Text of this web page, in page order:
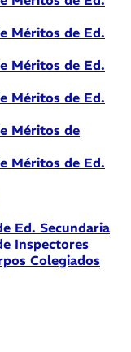
Méritos de Ed.
Méritos de Ed.
Méritos de Ed.
Méritos de
Méritos de Ed.
Ed. Secundaria
Inspectores
Colegiados